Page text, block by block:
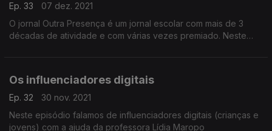
Ep. 33
07 dez. 2021
O jornal Outra Presença é um jornal escolar com mais de 3
décadas de atividade e com várias vezes premiado. Neste
Os influenciadores digitais
Ep. 32
30 nov. 2021
Neste episódio falamos de influenciadores digitais (crianças e
jovens) com a ajuda da professora Lídia Maropo